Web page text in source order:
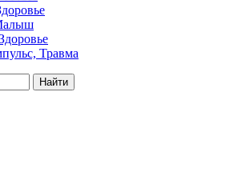
Травма
Найти